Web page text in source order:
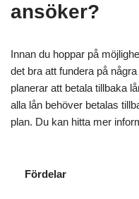
ansöker?
Innan du hoppar på
det bra att fundera på
planerar att betala tillbaka
alla lån behöver betalas
plan. Du kan hitta mer
Fördelar